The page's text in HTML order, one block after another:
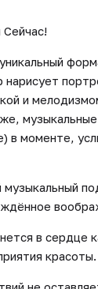
и
в моменте,
в сердце
красоты.